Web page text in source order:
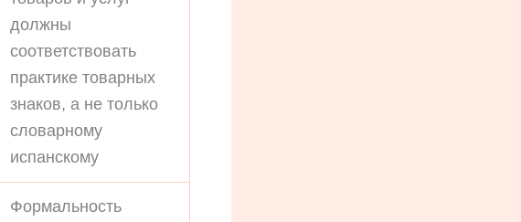
должны
соответствовать
практике товарных
знаков, а не только
словарному
испанскому
Формальность